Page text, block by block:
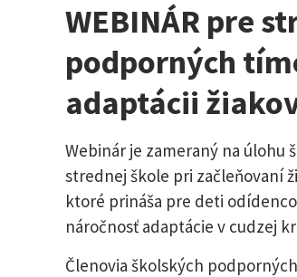
WEBINÁR pre
podporných
adaptácii
Webinár je zameraný na
strednej škole pri začleňovaní
ktoré prináša pre deti
náročnosť adaptácie v cudzej
Členovia školských